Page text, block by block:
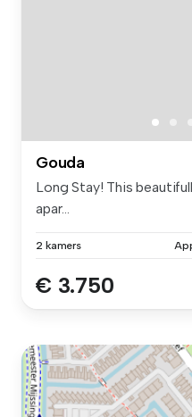
Gouda
Long Stay! This
apar...
2 kamers
€ 3.750